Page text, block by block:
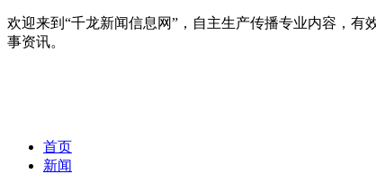
欢迎来到“千龙新闻信息网”，自主生产传播专业内容，
事资讯。
首页
新闻